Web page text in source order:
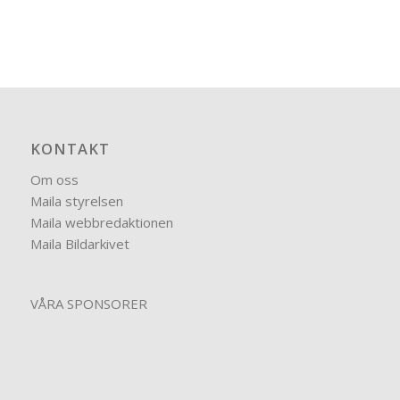
KONTAKT
Om oss
Maila styrelsen
Maila webbredaktionen
Maila Bildarkivet
VÅRA SPONSORER